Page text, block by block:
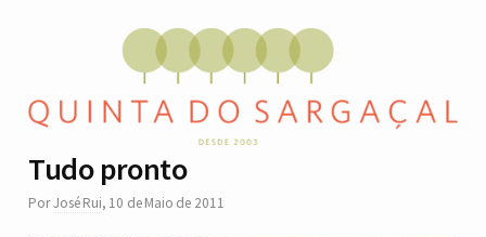
Tudo pronto
PorJosé Rui, 10 de Maio de 2011